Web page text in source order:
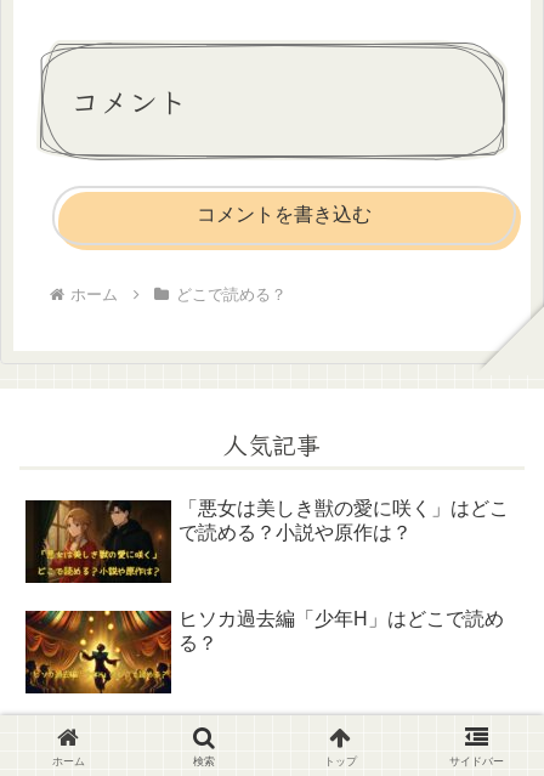
コメント
コメントを書き込む
ホーム どこで読める？
人気記事
「悪女は美しき獣の愛に咲く」はどこ
で読める？小説や原作は？
ヒソカ過去編「少年H」はどこで読め
る？
その後のドラゴンボール真はどこで読
める？無料はどこ？
ホーム 検索 トップ サイドバー